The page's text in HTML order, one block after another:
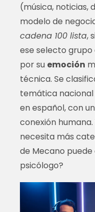
(música, noticias,
modelo de
cadena 100 lista,
ese selecto grupo
por su emoción
técnica. Se
temática nacional
en español, con
conexión
necesita más
de Mecano
psicólogo?